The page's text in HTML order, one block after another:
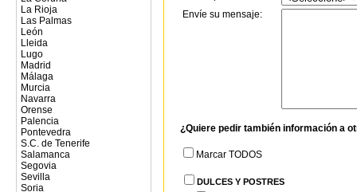
La Rioja
Las Palmas
León
Lleida
Lugo
Madrid
Málaga
Murcia
Navarra
Orense
Palencia
Pontevedra
S.C. de Tenerife
Salamanca
Segovia
Sevilla
Soria
Envíe su mensaje:
¿Quiere pedir también información a
Marcar TODOS
DULCES Y POSTRES